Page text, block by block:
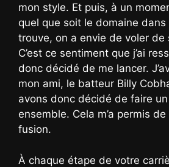
mon style. Et puis, à un
quel que soit le domaine dans
trouve, on a envie de voler de
C’est ce sentiment que j’ai
donc décidé de me lancer.
mon ami, le batteur Billy
avons donc décidé de faire
ensemble. Cela m’a permis
fusion.
À chaque étape de votre